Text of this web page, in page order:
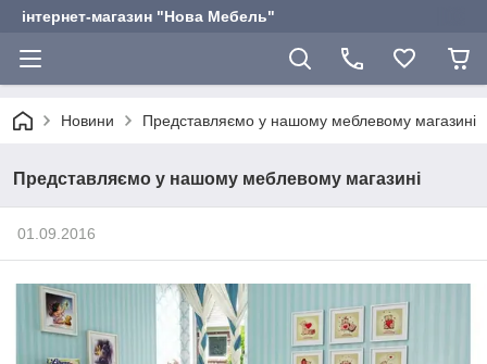
інтернет-магазин "Нова Мебель"
Новини Представляємо у нашому меблевому магазині
Представляємо у нашому меблевому магазині
01.09.2016